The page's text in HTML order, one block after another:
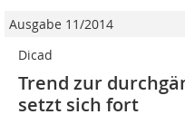
Ausgabe 11/2014
Dicad
Trend zur
setzt sich fort